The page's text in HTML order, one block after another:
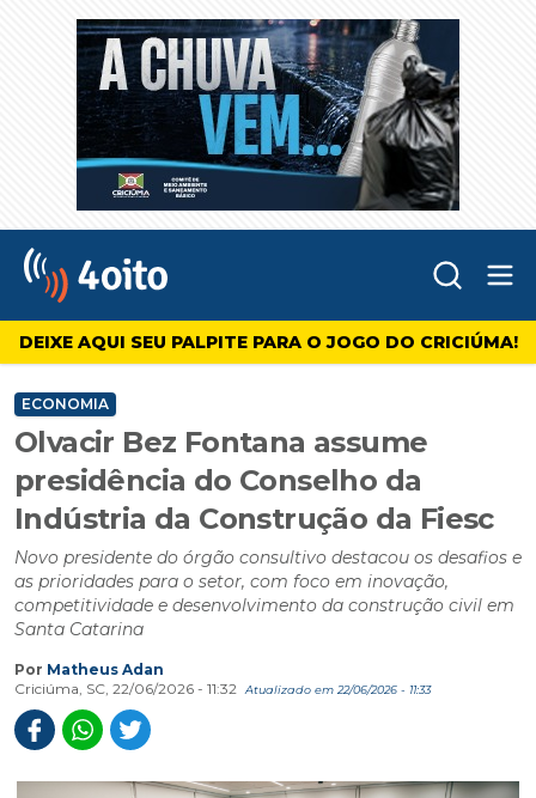
4oito
DEIXE AQUI SEU PALPITE PARA O JOGO DO CRICIÚMA!
ECONOMIA
Olvacir Bez Fontana assume
presidência do Conselho da
Indústria da Construção da Fiesc
Novo presidente do órgão consultivo destacou os desafios e
as prioridades para o setor, com foco em inovação,
competitividade e desenvolvimento da construção civil em
Santa Catarina
Por Matheus Adan
Criciúma, SC, 22/06/2026 - 11:32
Atualizado em 22/06/2026 - 11:33